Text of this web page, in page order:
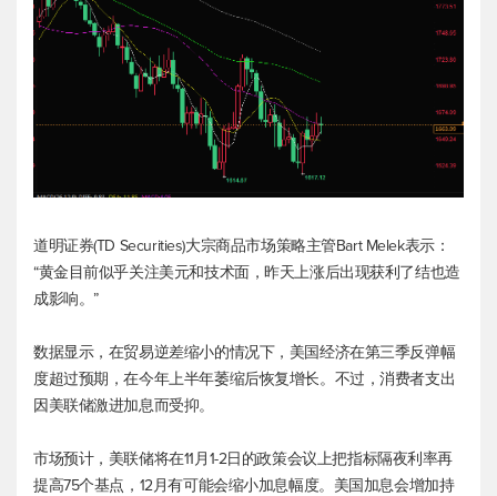
道明证券(TD Securities)大宗商品市场策略主管Bart Melek表示：
“黄金目前似乎关注美元和技术面，昨天上涨后出现获利了结也造
成影响。”
数据显示，在贸易逆差缩小的情况下，美国经济在第三季反弹幅
度超过预期，在今年上半年萎缩后恢复增长。不过，消费者支出
因美联储激进加息而受抑。
市场预计，美联储将在11月1-2日的政策会议上把指标隔夜利率再
提高75个基点，12月有可能会缩小加息幅度。美国加息会增加持